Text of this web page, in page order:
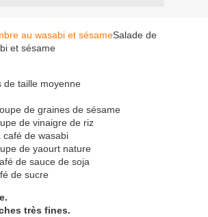
Salade de
et sésame
de taille moyenne
de graines de sésame
de vinaigre de riz
café de wasabi
de yaourt nature
de sauce de soja
de sucre
très fines.